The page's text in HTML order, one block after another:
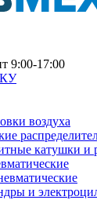
9:00-17:00
воздуха
катушки и
и